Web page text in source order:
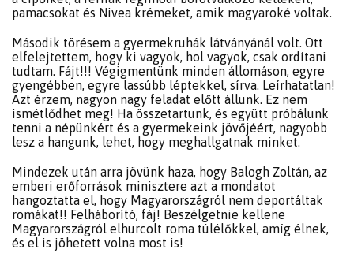
pamacsokat és Nivea krémeket, amik magyaroké voltak.
Második törésem a gyermekruhák látványánál volt. Ott
elfelejtettem, hogy ki vagyok, hol vagyok, csak ordítani
tudtam. Fájt!!! Végigmentünk minden állomáson, egyre
gyengébben, egyre lassúbb léptekkel, sírva. Leírhatatlan!
Azt érzem, nagyon nagy feladat előtt állunk. Ez nem
ismétlődhet meg! Ha összetartunk, és együtt próbálunk
tenni a népünkért és a gyermekeink jövőjéért, nagyobb
lesz a hangunk, lehet, hogy meghallgatnak minket.
Mindezek után arra jövünk haza, hogy Balogh Zoltán, az
emberi erőforrások minisztere azt a mondatot
hangoztatta el, hogy Magyarországról nem deportáltak
romákat!! Felháborító, fáj! Beszélgetnie kellene
Magyarországról elhurcolt roma túlélőkkel, amíg élnek,
és el is jöhetett volna most is!